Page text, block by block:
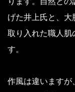
げた井上氏と、大
取り入れた職人肌
す。
作風は違いますが